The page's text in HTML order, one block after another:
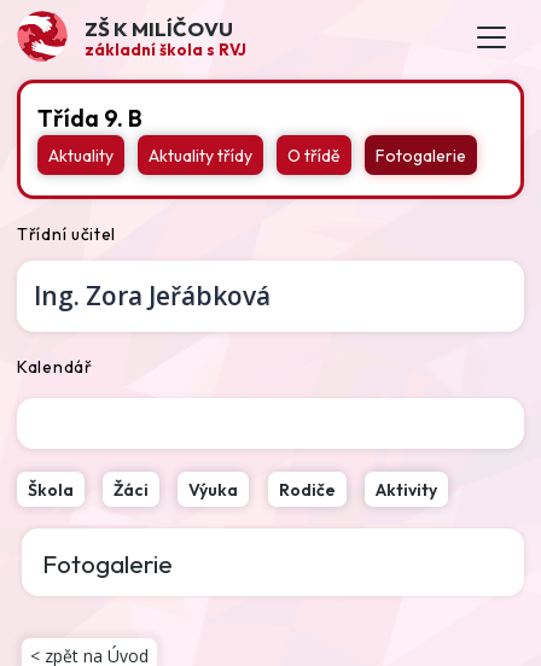
ZŠ K MILÍČOVU
základní škola s RVJ
Třída 9. B
Aktuality Aktuality třídy O třídě Fotogalerie
Třídní učitel
Ing. Zora Jeřábková
Kalendář
Škola Žáci Výuka Rodiče Aktivity
Fotogalerie
< zpět na Úvod